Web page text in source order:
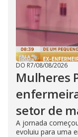
DO R7/08/08/2026
Mulheres
setor de
A jornada
evoluiu para uma